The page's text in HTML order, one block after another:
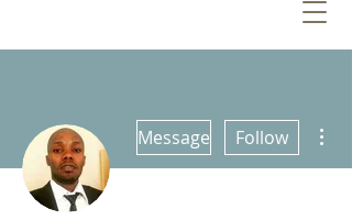
Message Follow